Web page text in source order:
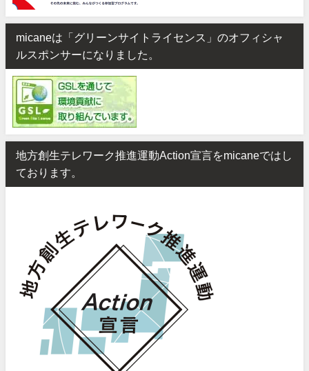
micaneは「グリーンサイトライセンス」のオフィシャ
ルスポンサーになりました。
地方創生テレワーク推進運動Action宣言をmicaneではし
ております。